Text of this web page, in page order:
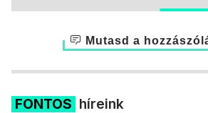
Mutasd a
FONTOS híreink